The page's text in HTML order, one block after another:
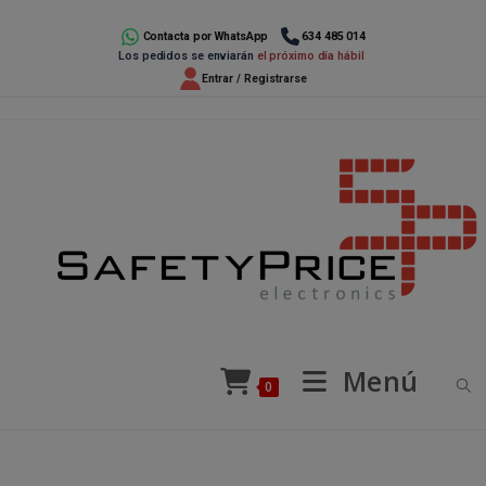
Contacta por WhatsApp
634 485 014
Los pedidos se enviarán el próximo día hábil
Entrar / Registrarse
0 Menú